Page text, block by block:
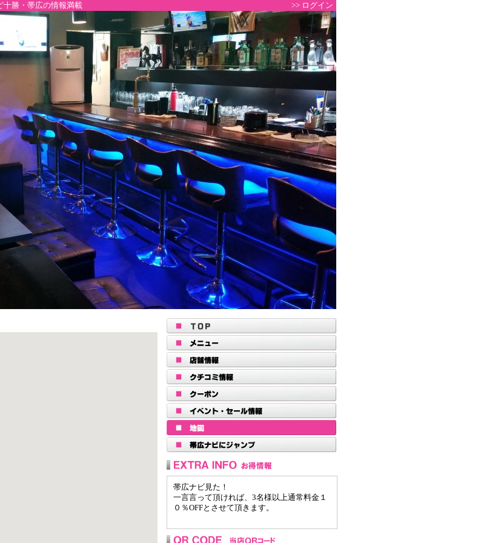
十勝・帯広の情報満載 >> ログイン
帯広ナビ見た！
一言言って頂ければ、3名様以上通常料金１
０％OFFとさせて頂きます。